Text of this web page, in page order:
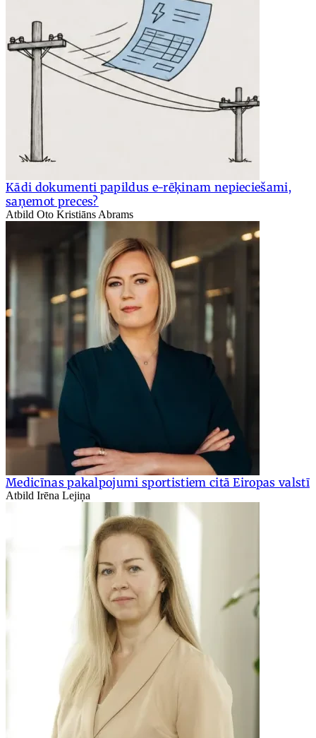
Kādi dokumenti papildus e-rēķinam nepieciešami,
saņemot preces?
Atbild Oto Kristiāns Abrams
Medicīnas pakalpojumi sportistiem citā Eiropas valstī
Atbild Irēna Lejiņa